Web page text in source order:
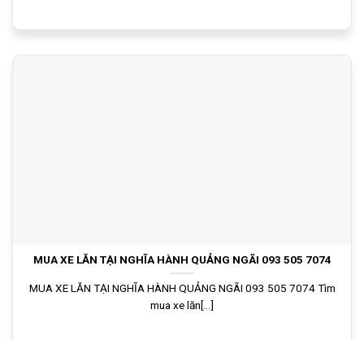
MUA XE LĂN TẠI NGHĨA HÀNH QUẢNG NGÃI 093 505 7074
MUA XE LĂN TẠI NGHĨA HÀNH QUẢNG NGÃI 093 505 7074 Tìm
mua xe lăn[...]